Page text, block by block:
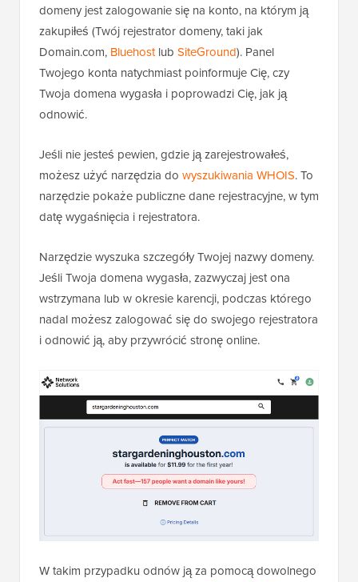
domeny jest zalogowanie się na konto, na którym ją
zakupiłeś (Twój rejestrator domeny, taki jak
Domain.com, Bluehostlub SiteGround). Panel
Twojego konta natychmiast poinformuje Cię, czy
Twoja domena wygasła i poprowadzi Cię, jak ją
odnowić.
Jeśli nie jesteś pewien, gdzie ją zarejestrowałeś,
możesz użyć narzędzia do wyszukiwania WHOIS. To
narzędzie pokaże publiczne dane rejestracyjne, w tym
datę wygaśnięcia i rejestratora.
Narzędzie wyszuka szczegóły Twojej nazwy domeny.
Jeśli Twoja domena wygasła, zazwyczaj jest ona
wstrzymana lub w okresie karencji, podczas którego
nadal możesz zalogować się do swojego rejestratora
i odnowić ją, aby przywrócić stronę online.
W takim przypadku odnów ją za pomocą dowolnego